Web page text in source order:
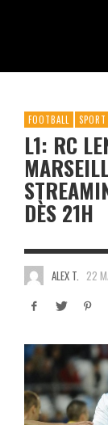
FOOTBALL SPORT
L1: RC
DÈS 21H
ALEX T. 22